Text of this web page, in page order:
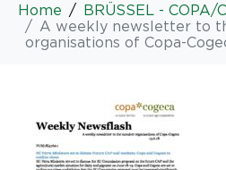
Home
BRÜSSEL - COPA/
A weekly newsletter to
organisations of Copa-